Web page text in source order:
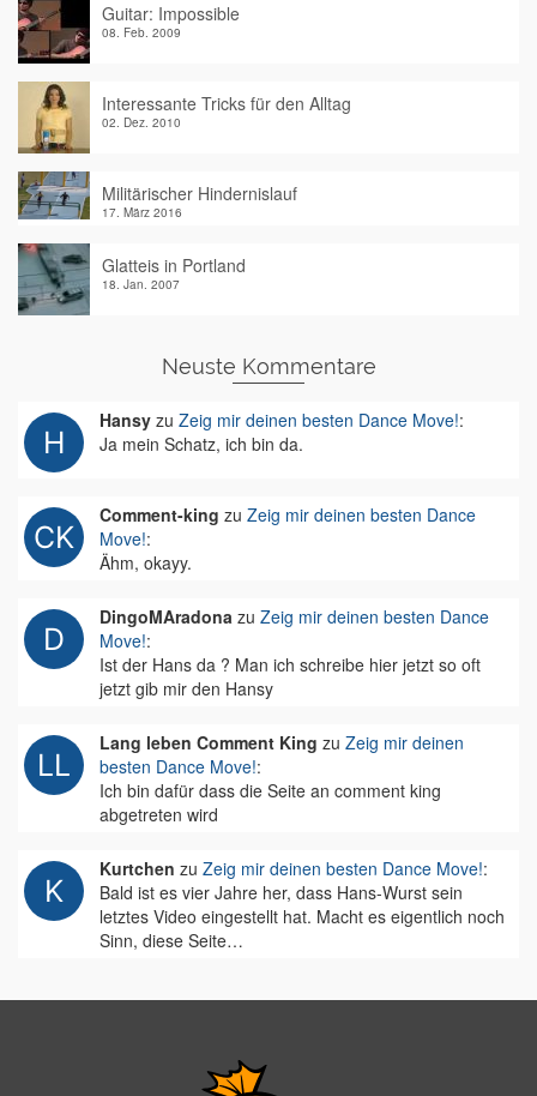
Guitar: Impossible
08. Feb. 2009
Interessante Tricks für den Alltag
02. Dez. 2010
Militärischer Hindernislauf
17. März 2016
Glatteis in Portland
18. Jan. 2007
Neuste Kommentare
Hansy zu Zeig mir deinen besten Dance Move!:
Ja mein Schatz, ich bin da.
Comment-king zu Zeig mir deinen besten Dance
Move!:
Ähm, okayy.
DingoMAradona zu Zeig mir deinen besten Dance
Move!:
Ist der Hans da ? Man ich schreibe hier jetzt so oft
jetzt gib mir den Hansy
Lang leben Comment King zu Zeig mir deinen
besten Dance Move!:
Ich bin dafür dass die Seite an comment king
abgetreten wird
Kurtchen zu Zeig mir deinen besten Dance Move!:
Bald ist es vier Jahre her, dass Hans-Wurst sein
letztes Video eingestellt hat. Macht es eigentlich noch
Sinn, diese Seite…